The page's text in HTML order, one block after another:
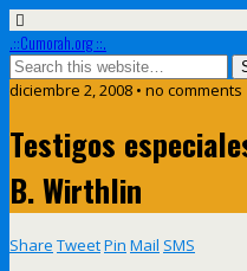
.::Cumorah.org ::.
diciembre 2, 2008 • no comments
Testigos
B. Wirthlin
Share TweetPin Mail SMS